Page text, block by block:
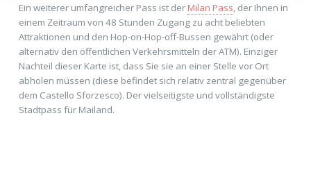
Ein weiterer umfangreicher Pass ist derMilan Pass, der Ihnen in
einem Zeitraum von 48 Stunden Zugang zu acht beliebten
Attraktionen und den Hop-on-Hop-off-Bussen gewährt (oder
alternativ den öffentlichen Verkehrsmitteln der ATM). Einziger
Nachteil dieser Karte ist, dass Sie sie an einer Stelle vor Ort
abholen müssen (diese befindet sich relativ zentral gegenüber
dem Castello Sforzesco). Der vielseitigste und vollständigste
Stadtpass für Mailand.